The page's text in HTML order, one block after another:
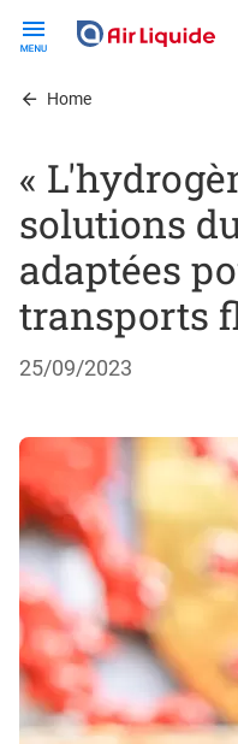
contentHome
«
solutions
adaptées
transports
25/09/2023